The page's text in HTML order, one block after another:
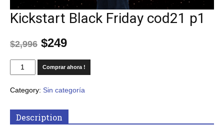
Kickstart Black Friday cod21 p1
$2,996 $249
Comprar ahora !
Category: Sin categoría
Description